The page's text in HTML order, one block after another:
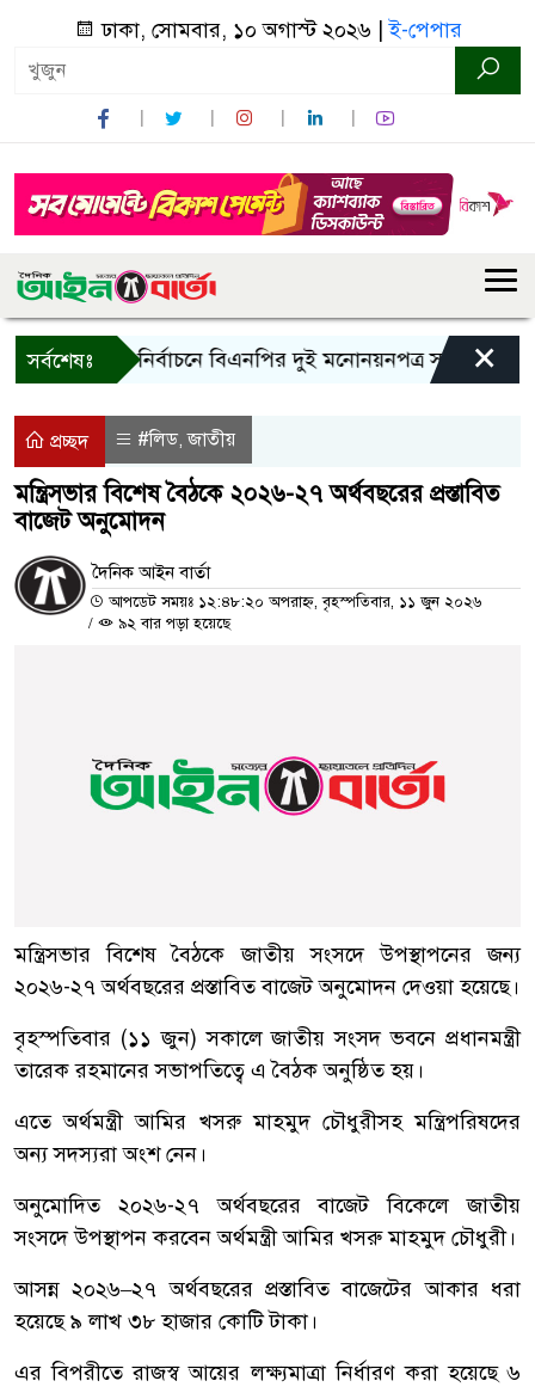
ঢাকা, সোমবার, ১০ অগাস্ট ২০২৬ |ই-পেপার
সর্বশেষঃ
রাষ্ট্রপতি নির্বাচনে বিএনপির দুই মনোনয়নপত্র সংগ্রহ ×
প্রচ্ছদ #লিড,জাতীয়
মন্ত্রিসভার বিশেষ বৈঠকে ২০২৬-২৭ অর্থবছরের প্রস্তাবিত
বাজেট অনুমোদন
দৈনিক আইন বার্তা
আপডেট সময়ঃ ১২:৪৮:২০ অপরাহ্ন, বৃহস্পতিবার, ১১ জুন ২০২৬
/
৯২ বার পড়া হয়েছে
মন্ত্রিসভার বিশেষ বৈঠকে জাতীয় সংসদে উপস্থাপনের জন্য
২০২৬-২৭ অর্থবছরের প্রস্তাবিত বাজেট অনুমোদন দেওয়া হয়েছে।
বৃহস্পতিবার (১১ জুন) সকালে জাতীয় সংসদ ভবনে প্রধানমন্ত্রী
তারেক রহমানের সভাপতিত্বে এ বৈঠক অনুষ্ঠিত হয়।
এতে অর্থমন্ত্রী আমির খসরু মাহমুদ চৌধুরীসহ মন্ত্রিপরিষদের
অন্য সদস্যরা অংশ নেন।
অনুমোদিত ২০২৬-২৭ অর্থবছরের বাজেট বিকেলে জাতীয়
সংসদে উপস্থাপন করবেন অর্থমন্ত্রী আমির খসরু মাহমুদ চৌধুরী।
আসন্ন ২০২৬–২৭ অর্থবছরের প্রস্তাবিত বাজেটের আকার ধরা
হয়েছে ৯ লাখ ৩৮ হাজার কোটি টাকা।
এর বিপরীতে রাজস্ব আয়ের লক্ষ্যমাত্রা নির্ধারণ করা হয়েছে ৬